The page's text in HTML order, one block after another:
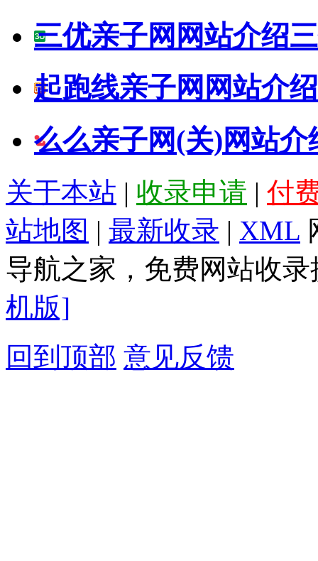
三优亲子网网站介绍
起跑线亲子网网站介绍
么么亲子网(关)网站介
关于本站 | 收录申请 | 付
站地图 | 最新收录 | XML
导航之家，免费网站收
机版]
回到顶部 意见反馈